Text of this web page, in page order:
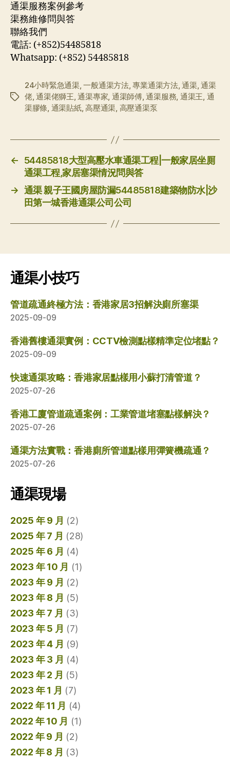
通渠服務案例參考
渠務維修問與答
聯絡我們
電話: (+852)54485818
Whatsapp: (+852) 54485818
标
24小時緊急通渠,一般通渠方法,專業通渠方法,通渠,通渠
佬,通渠佬獅王,通渠專家, 通渠師傅,通渠服務, 通渠王, 通
渠膠條, 通渠貼紙,高壓通渠, 高壓通渠泵
←
54485818大型高壓水車通渠工程|一般家居坐厠
通渠工程,家居塞渠情況問與答
→ 通渠 親子王國房屋防漏54485818建築物防水|沙
田第一城香港通渠公司公司
通渠小技巧
管道疏通終極方法：香港家居3招解決廁所塞渠
2025-09-09
香港舊樓通渠實例：CCTV檢測點樣精準定位堵點？
2025-09-09
快速通渠攻略：香港家居點樣用小蘇打清管道？
2025-07-26
香港工廈管道疏通案例：工業管道堵塞點樣解決？
2025-07-26
通渠方法實戰：香港廁所管道點樣用彈簧機疏通？
2025-07-26
通渠現場
2025 年 9 月 (2)
2025 年 7 月 (28)
2025 年 6 月 (4)
2023 年 10 月 (1)
2023 年 9 月 (2)
2023 年 8 月 (5)
2023 年 7 月 (3)
2023 年 5 月 (7)
2023 年 4 月 (9)
2023 年 3 月 (4)
2023 年 2 月 (5)
2023 年 1 月 (7)
2022 年 11 月 (4)
2022 年 10 月 (1)
2022 年 9 月 (2)
2022 年 8 月 (3)